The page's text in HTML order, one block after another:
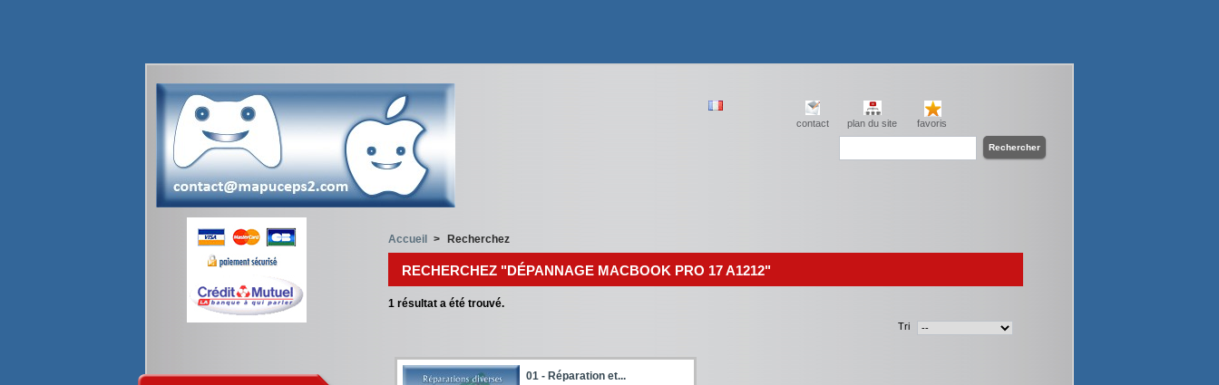
contact plan du site favoris
Accueil > Recherchez
RECHERCHEZ "DÉPANNAGE MACBOOK PRO 17 A1212"
1 résultat a été trouvé.
Tri
01 - Réparation et...